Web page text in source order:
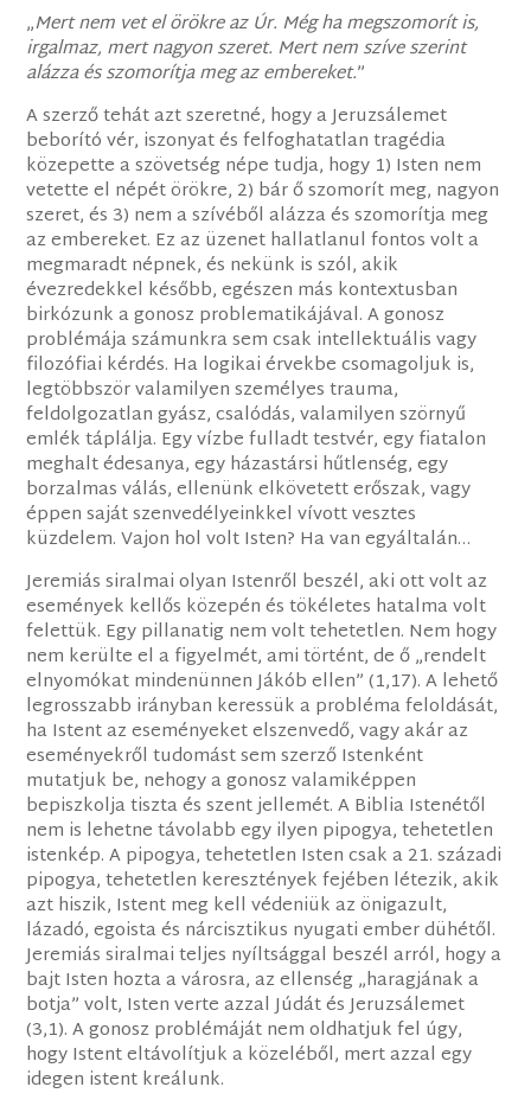
„Mert nem vet el örökre az Úr. Még ha megszomorít is,
irgalmaz, mert nagyon szeret. Mert nem szíve szerint
alázza és szomorítja meg az embereket.”
A szerző tehát azt szeretné, hogy a Jeruzsálemet
beborító vér, iszonyat és felfoghatatlan tragédia
közepette a szövetség népe tudja, hogy 1) Isten nem
vetette el népét örökre, 2) bár ő szomorít meg, nagyon
szeret, és 3) nem a szívéből alázza és szomorítja meg
az embereket. Ez az üzenet hallatlanul fontos volt a
megmaradt népnek, és nekünk is szól, akik
évezredekkel később, egészen más kontextusban
birkózunk a gonosz problematikájával. A gonosz
problémája számunkra sem csak intellektuális vagy
filozófiai kérdés. Ha logikai érvekbe csomagoljuk is,
legtöbbször valamilyen személyes trauma,
feldolgozatlan gyász, csalódás, valamilyen szörnyű
emlék táplálja. Egy vízbe fulladt testvér, egy fiatalon
meghalt édesanya, egy házastársi hűtlenség, egy
borzalmas válás, ellenünk elkövetett erőszak, vagy
éppen saját szenvedélyeinkkel vívott vesztes
küzdelem. Vajon hol volt Isten? Ha van egyáltalán…
Jeremiás siralmai olyan Istenről beszél, aki ott volt az
események kellős közepén és tökéletes hatalma volt
felettük. Egy pillanatig nem volt tehetetlen. Nem hogy
nem kerülte el a figyelmét, ami történt, de ő „rendelt
elnyomókat mindenünnen Jákób ellen” (1,17). A lehető
legrosszabb irányban keressük a probléma feloldását,
ha Istent az eseményeket elszenvedő, vagy akár az
eseményekről tudomást sem szerző Istenként
mutatjuk be, nehogy a gonosz valamiképpen
bepiszkolja tiszta és szent jellemét. A Biblia Istenétől
nem is lehetne távolabb egy ilyen pipogya, tehetetlen
istenkép. A pipogya, tehetetlen Isten csak a 21. századi
pipogya, tehetetlen keresztények fejében létezik, akik
azt hiszik, Istent meg kell védeniük az önigazult,
lázadó, egoista és nárcisztikus nyugati ember dühétől.
Jeremiás siralmai teljes nyíltsággal beszél arról, hogy a
bajt Isten hozta a városra, az ellenség „haragjának a
botja” volt, Isten verte azzal Júdát és Jeruzsálemet
(3,1). A gonosz problémáját nem oldhatjuk fel úgy,
hogy Istent eltávolítjuk a közeléből, mert azzal egy
idegen istent kreálunk.